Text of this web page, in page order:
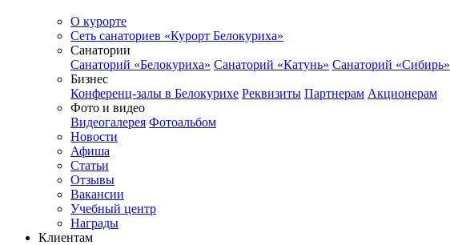
О курорте
Сеть санаториев «Курорт Белокуриха»
Санатории
Санаторий «Белокуриха» Санаторий «Катунь» Санаторий «Сибирь»
Бизнес
Конференц-залы в Белокурихе Реквизиты Партнерам Акционерам
Фото и видео
Видеогалерея Фотоальбом
Новости
Афиша
Статьи
Отзывы
Вакансии
Учебный центр
Награды
Клиентам